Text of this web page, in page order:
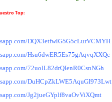
Top:
DQX3etfwlG5G5cLurVCMYH
Hsu6dwER5Es75gAqvqXXQc
72uolL82drQIenR0CsnNGh
DuHCpZkLWE5AquGI973Lwt
Jg2jueGYplf8vaOvViXQmt